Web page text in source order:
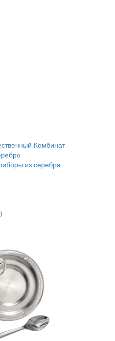
Комбинат
из серебра